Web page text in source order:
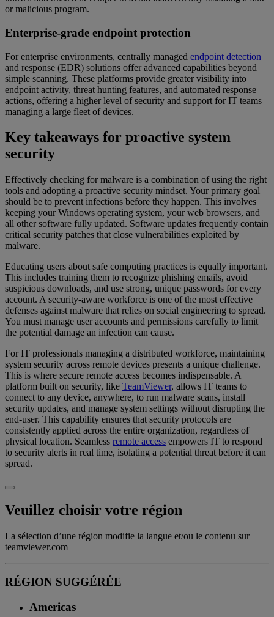
or malicious program.
Enterprise-grade endpoint protection
For enterprise environments, centrally managed endpoint detection
and response (EDR) solutions offer advanced capabilities beyond
simple scanning. These platforms provide greater visibility into
endpoint activity, threat hunting features, and automated response
actions, offering a higher level of security and support for IT teams
managing a large fleet of devices.
Key takeaways for proactive system
security
Effectively checking for malware is a combination of using the right
tools and adopting a proactive security mindset. Your primary goal
should be to prevent infections before they happen. This involves
keeping your Windows operating system, your web browsers, and
all other software fully updated. Software updates frequently contain
critical security patches that close vulnerabilities exploited by
malware.
Educating users about safe computing practices is equally important.
This includes training them to recognize phishing emails, avoid
suspicious downloads, and use strong, unique passwords for every
account. A security-aware workforce is one of the most effective
defenses against malware that relies on social engineering to spread.
You must manage user accounts and permissions carefully to limit
the potential damage an infection can cause.
For IT professionals managing a distributed workforce, maintaining
system security across remote devices presents a unique challenge.
This is where secure remote access becomes indispensable. A
platform built on security, like TeamViewer, allows IT teams to
connect to any device, anywhere, to run malware scans, install
security updates, and manage system settings without disrupting the
end-user. This capability ensures that security protocols are
consistently applied across the entire organization, regardless of
physical location. Seamless remote access empowers IT to respond
to security alerts in real time, isolating a potential threat before it can
spread.
Veuillez choisir votre région
La sélection d’une région modifie la langue et/ou le contenu sur
teamviewer.com
RÉGION SUGGÉRÉE
Americas